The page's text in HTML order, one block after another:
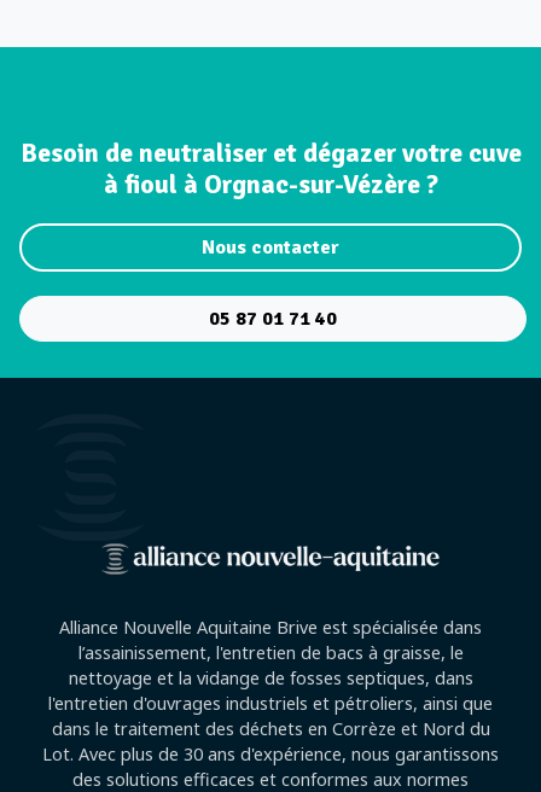
Besoin de neutraliser et dégazer votre cuve
à fioul à Orgnac-sur-Vézère ?
Nous contacter
05 87 01 71 40
Alliance Nouvelle Aquitaine Brive est spécialisée dans
l’assainissement, l'entretien de bacs à graisse, le
nettoyage et la vidange de fosses septiques, dans
l'entretien d'ouvrages industriels et pétroliers, ainsi que
dans le traitement des déchets en Corrèze et Nord du
Lot. Avec plus de 30 ans d'expérience, nous garantissons
des solutions efficaces et conformes aux normes